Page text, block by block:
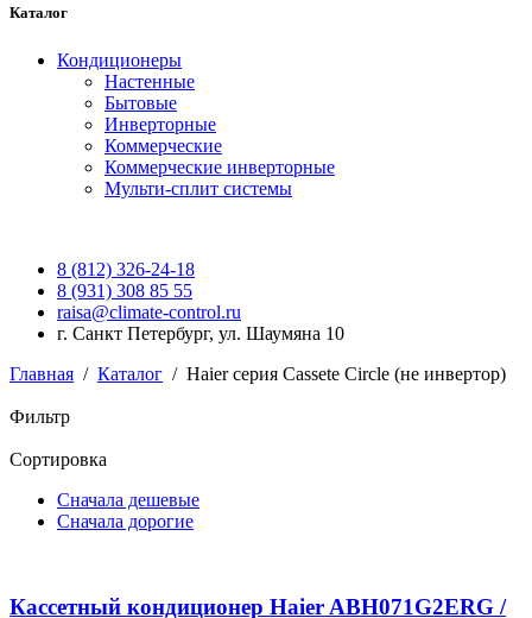
Каталог
Кондиционеры
Настенные
Бытовые
Инверторные
Коммерческие
Коммерческие инверторные
Мульти-сплит системы
8 (812) 326-24-18
8 (931) 308 85 55
raisa@climate-control.ru
г. Санкт Петербург, ул. Шаумяна 10
Главная / Каталог / Haier серия Cassete Circle (не инвертор)
Фильтр
Сортировка
Сначала дешевые
Сначала дорогие
Кассетный кондиционер Haier ABH071G2ERG /